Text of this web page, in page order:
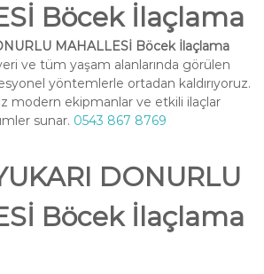
Böcek İlaçlama
MAHALLESİ Böcek İlaçlama
ve tüm yaşam alanlarında görülen
yöntemlerle ortadan kaldırıyoruz.
modern ekipmanlar ve etkili ilaçlar
sunar. 0543 867 8769
DONURLU
Böcek İlaçlama